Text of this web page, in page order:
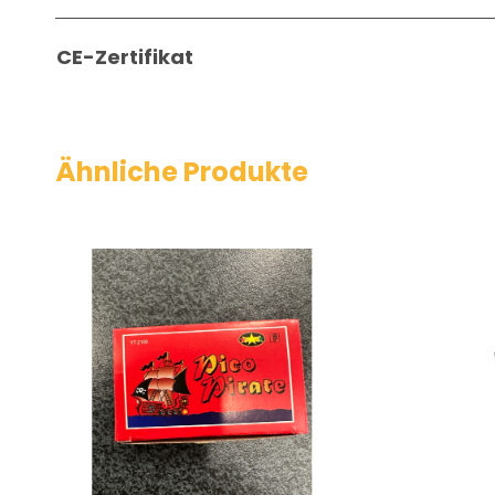
CE-Zertifikat
Ähnliche Produkte